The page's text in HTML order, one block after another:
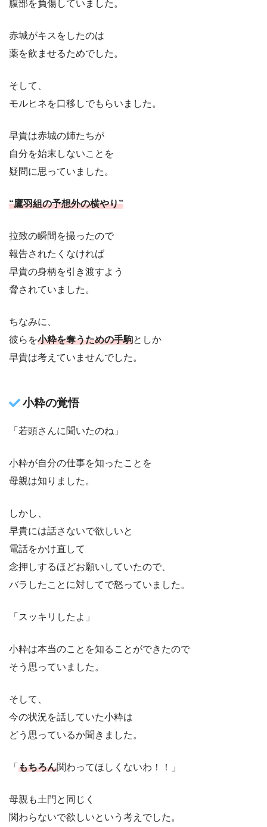
腹部を負傷していました。
赤城がキスをしたのは
薬を飲ませるためでした。
そして、
モルヒネを口移しでもらいました。
早貴は赤城の姉たちが
自分を始末しないことを
疑問に思っていました。
“鷹羽組の予想外の横やり”
拉致の瞬間を撮ったので
報告されたくなければ
早貴の身柄を引き渡すよう
脅されていました。
ちなみに、
彼らを小粋を奪うための手駒としか
早貴は考えていませんでした。
小粋の覚悟
「若頭さんに聞いたのね」
小粋が自分の仕事を知ったことを
母親は知りました。
しかし、
早貴には話さないで欲しいと
電話をかけ直して
念押しするほどお願いしていたので、
バラしたことに対してで怒っていました。
「スッキリしたよ」
小粋は本当のことを知ることができたので
そう思っていました。
そして、
今の状況を話していた小粋は
どう思っているか聞きました。
「 もちろん関わってほしくないわ！！」
母親も土門と同じく
関わらないで欲しいという考えでした。